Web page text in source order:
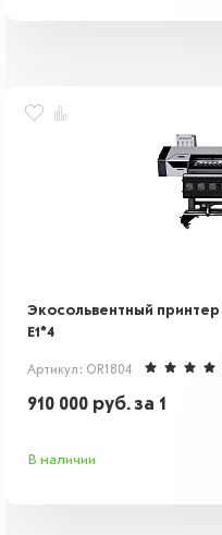
Экосольвентный принтер
E1*4
Артикул: OR1804
910 000 руб.за 1
В наличии